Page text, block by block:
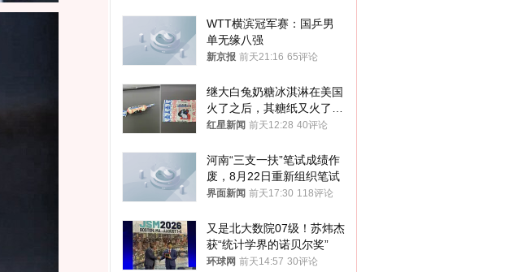
WTT横滨冠军赛：国乒男
单无缘八强
新京报 前天21:16 65评论
继大白兔奶糖冰淇淋在美国
火了之后，其糖纸又火了！
海外博主盛赞：平面设计经
红星新闻 前天12:28 40评论
河南“三支一扶”笔试成绩作
废，8月22日重新组织笔试
界面新闻 前天17:30 118评论
又是北大数院07级！苏炜杰
获“统计学界的诺贝尔奖”
环球网 前天14:57 30评论